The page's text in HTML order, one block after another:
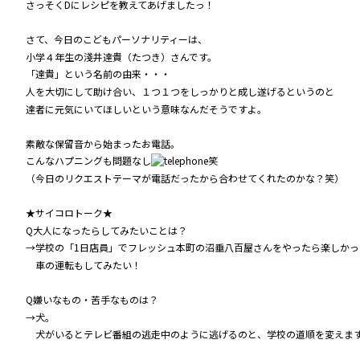
さっそくDにレシピを教えてあげましたっ！
さて、今日のこどもパーソナリティーは、
小学４年生の淺井達貴（たつき）さんです。
「達貴」という名前の由来・・・
人を大切にして助け合い、１つ１つをしっかりと成し遂げるというのと
達者に元気にいてほしいという意味なんだそうですよ。
素敵な保留音から始まったお電話。
こんなハプニングも問題なし
笑
（今日のリクエストテーマが電話だったから合わせてくれたのかな？笑）
★サイコロトーク★
Q大人になったらしてみたいことは？
→学校の「1日店員」でフレッシュ本町の沼垂八百屋さんをやったら楽しかっ
車の運転もしてみたい！
Q嫌いなもの・苦手なものは？
→犬。
犬がいるとテレビ番組の逃走中のように逃げるのと、学校の道順を変えま